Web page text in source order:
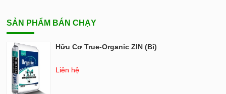
SẢN PHẨM BÁN CHẠY
Hữu Cơ True-Organic ZIN (Bỉ)
Liên hệ